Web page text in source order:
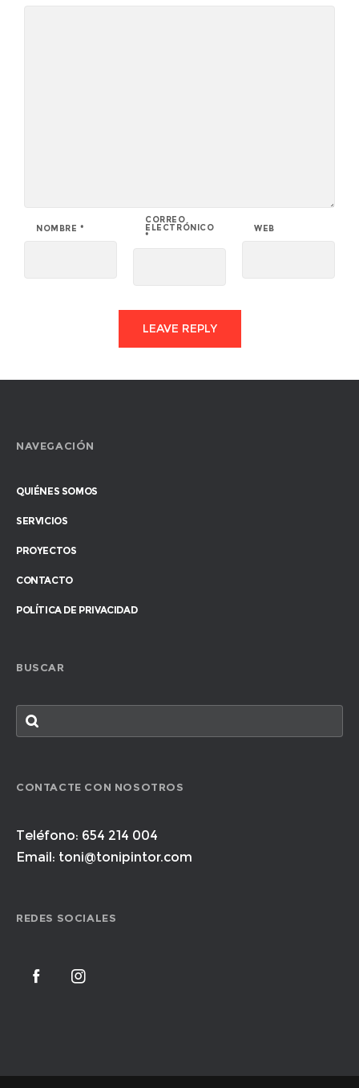
NOMBRE*
CORREO
ELECTRÓNICO
*
WEB
NAVEGACIÓN
QUIÉNES SOMOS
SERVICIOS
PROYECTOS
CONTACTO
POLÍTICA DE PRIVACIDAD
BUSCAR
CONTACTE CON NOSOTROS
Teléfono: 654 214 004
Email: toni@tonipintor.com
REDES SOCIALES